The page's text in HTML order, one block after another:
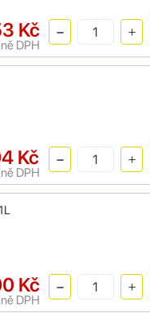
Kč
DPH
Kč
DPH
Kč
DPH